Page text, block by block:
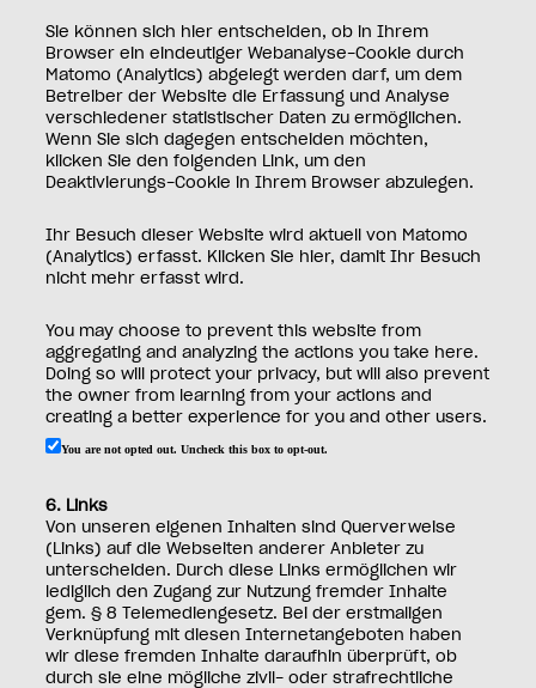
Sie können sich hier entscheiden, ob in Ihrem
Browser ein eindeutiger Webanalyse-Cookie durch
Matomo (Analytics) abgelegt werden darf, um dem
Betreiber der Website die Erfassung und Analyse
verschiedener statistischer Daten zu ermöglichen.
Wenn Sie sich dagegen entscheiden möchten,
klicken Sie den folgenden Link, um den
Deaktivierungs-Cookie in Ihrem Browser abzulegen.
Ihr Besuch dieser Website wird aktuell von Matomo
(Analytics) erfasst. Klicken Sie hier, damit Ihr Besuch
nicht mehr erfasst wird.
You may choose to prevent this website from
aggregating and analyzing the actions you take here.
Doing so will protect your privacy, but will also prevent
the owner from learning from your actions and
creating a better experience for you and other users.
You are not opted out. Uncheck this box to opt-out.
6. Links
Von unseren eigenen Inhalten sind Querverweise
(Links) auf die Webseiten anderer Anbieter zu
unterscheiden. Durch diese Links ermöglichen wir
lediglich den Zugang zur Nutzung fremder Inhalte
gem. § 8 Telemediengesetz. Bei der erstmaligen
Verknüpfung mit diesen Internetangeboten haben
wir diese fremden Inhalte daraufhin überprüft, ob
durch sie eine mögliche zivil- oder strafrechtliche